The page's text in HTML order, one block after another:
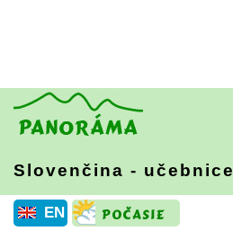
Slovenčina - učebnice
EN